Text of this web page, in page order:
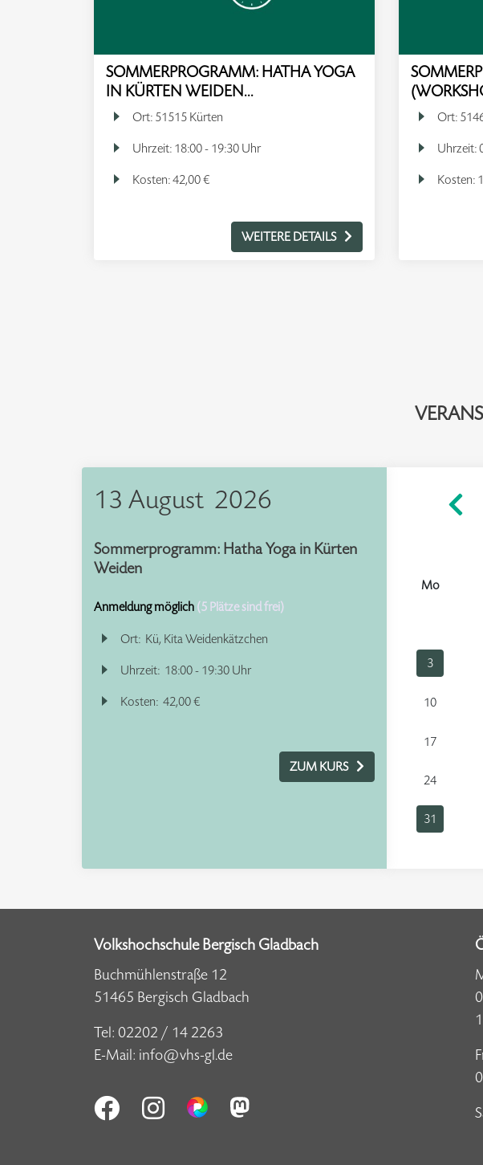
SOMMERPROGRAMM: HATHA YOGA
IN KÜRTEN WEIDEN...
Ort: 51515 Kürten
Uhrzeit: 18:00 - 19:30 Uhr
Kosten:42,00 €
WEITERE DETAILS
Ort:
Uhrzeit:
Kosten:
Mo
3
10
17
24
31
13 August 2026
Sommerprogramm: Hatha Yoga in Kürten
Weiden
Anmeldung möglich (5 Plätze sind frei)
Ort: Kü, Kita Weidenkätzchen
Uhrzeit: 18:00 - 19:30 Uhr
Kosten: 42,00 €
ZUM KURS
Volkshochschule Bergisch Gladbach
Buchmühlenstraße 12
51465 Bergisch Gladbach
Tel: 02202 / 14 2263
E-Mail: info@vhs-gl.de